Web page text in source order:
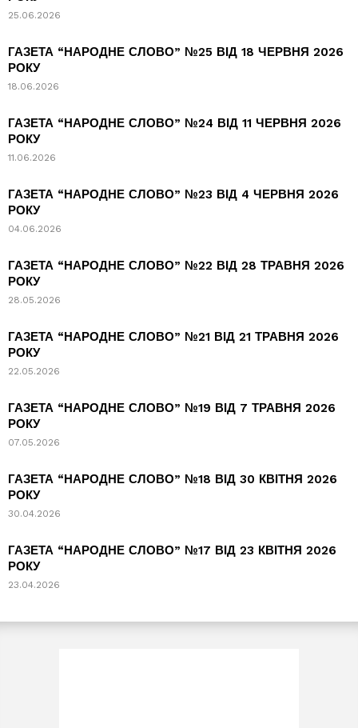
25.06.2026
ГАЗЕТА “НАРОДНЕ СЛОВО” №25 ВІД 18 ЧЕРВНЯ 2026
РОКУ
18.06.2026
ГАЗЕТА “НАРОДНЕ СЛОВО” №24 ВІД 11 ЧЕРВНЯ 2026
РОКУ
11.06.2026
ГАЗЕТА “НАРОДНЕ СЛОВО” №23 ВІД 4 ЧЕРВНЯ 2026
РОКУ
04.06.2026
ГАЗЕТА “НАРОДНЕ СЛОВО” №22 ВІД 28 ТРАВНЯ 2026
РОКУ
28.05.2026
ГАЗЕТА “НАРОДНЕ СЛОВО” №21 ВІД 21 ТРАВНЯ 2026
РОКУ
22.05.2026
ГАЗЕТА “НАРОДНЕ СЛОВО” №19 ВІД 7 ТРАВНЯ 2026
РОКУ
07.05.2026
ГАЗЕТА “НАРОДНЕ СЛОВО” №18 ВІД 30 КВІТНЯ 2026
РОКУ
30.04.2026
ГАЗЕТА “НАРОДНЕ СЛОВО” №17 ВІД 23 КВІТНЯ 2026
РОКУ
23.04.2026